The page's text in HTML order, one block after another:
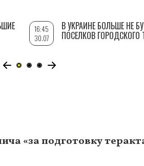
«за подготовку
16:45
30.07
В УКРАИНЕ БОЛЬШЕ НЕ
ПОСЕЛКОВ ГОРОДСКОГО